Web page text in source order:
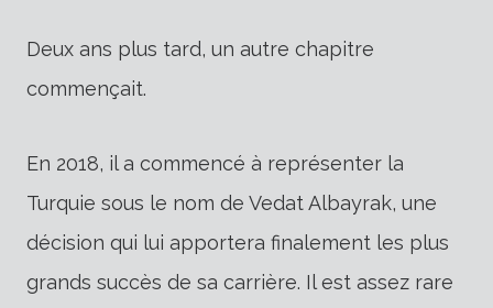
Deux ans plus tard, un autre chapitre
commençait.
En 2018, il a commencé à représenter la
Turquie sous le nom de Vedat Albayrak, une
décision qui lui apportera finalement les plus
grands succès de sa carrière. Il est assez rare